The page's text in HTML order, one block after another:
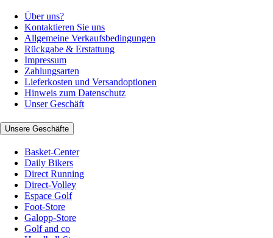
Über uns?
Kontaktieren Sie uns
Allgemeine Verkaufsbedingungen
Rückgabe & Erstattung
Impressum
Zahlungsarten
Lieferkosten und Versandoptionen
Hinweis zum Datenschutz
Unser Geschäft
Unsere Geschäfte
Basket-Center
Daily Bikers
Direct Running
Direct-Volley
Espace Golf
Foot-Store
Galopp-Store
Golf and co